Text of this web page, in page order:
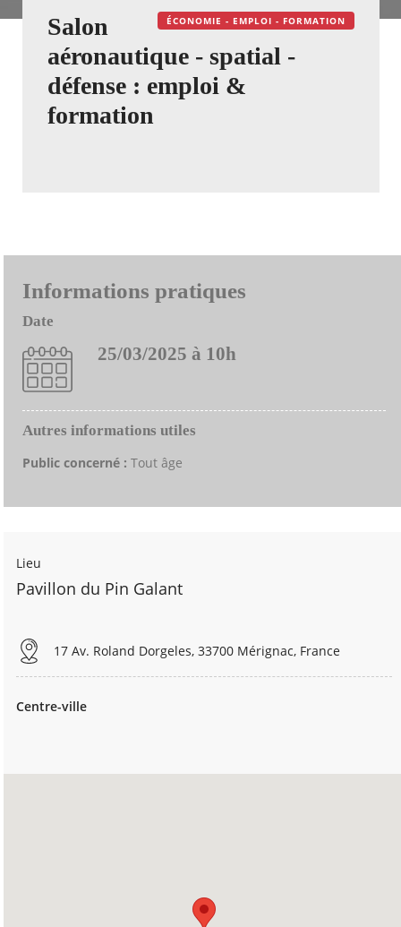
ÉCONOMIE - EMPLOI - FORMATION
Salon
aéronautique - spatial -
défense : emploi &
formation
Informations pratiques
Date
25/03/2025 à 10h
Autres informations utiles
Public concerné : Tout âge
Lieu
Pavillon du Pin Galant
17 Av. Roland Dorgeles, 33700 Mérignac, France
Centre-ville